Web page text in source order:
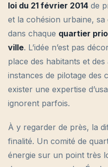
loi du 21 février 2014 de
et la cohésion urbaine, sa
dans chaque quartier
ville. L’idée n’est pas
place des habitants et
instances de pilotage des
exister une expertise
ignorent parfois.
À y regarder de près, la
finalité. Un comité de
énergie sur un point très